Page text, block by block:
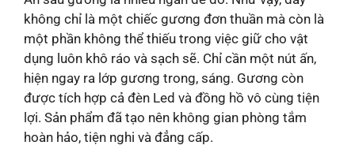
không chỉ là một chiếc gương đơn thuần mà còn là
một phần không thể thiếu trong việc giữ cho vật
dụng luôn khô ráo và sạch sẽ. Chỉ cần một nút ấn,
hiện ngay ra lớp gương trong, sáng. Gương còn
được tích hợp cả đèn Led và đồng hồ vô cùng tiện
lợi. Sản phẩm đã tạo nên không gian phòng tắm
hoàn hảo, tiện nghi và đẳng cấp.